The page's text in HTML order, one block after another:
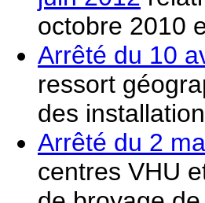
octobre 2010
Arrêté du 10
ressort
des
Arrêté du 2
centres VHU